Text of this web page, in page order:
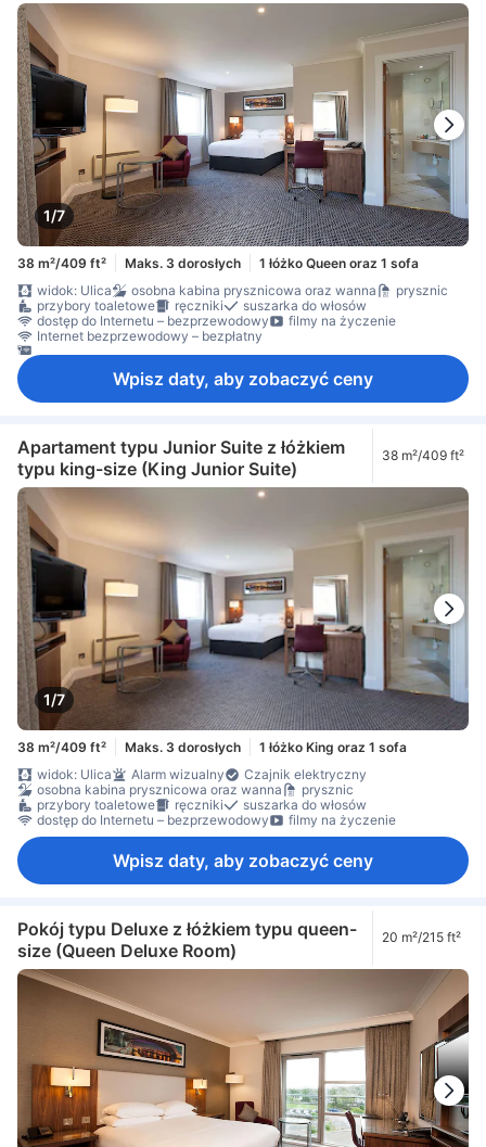
1/7
38 m²/409 ft² Maks. 3 dorosłych
1 łóżko Queen oraz 1 sofa
widok: Ulica
osobna kabina prysznicowa oraz wanna
prysznic
przybory toaletowe
ręczniki
suszarka do włosów
dostęp do Internetu – bezprzewodowy
filmy na życzenie
Internet bezprzewodowy – bezpłatny
Internet przez LAN – bezpłatny
Wpisz daty, aby zobaczyć ceny
Apartament typu Junior Suite z łóżkiem
typu king-size (King Junior Suite)
38 m²/409 ft²
1/7
38 m²/409 ft² Maks. 3 dorosłych
1 łóżko King oraz 1 sofa
widok: Ulica
Alarm wizualny
Czajnik elektryczny
osobna kabina prysznicowa oraz wanna
prysznic
przybory toaletowe
ręczniki
suszarka do włosów
dostęp do Internetu – bezprzewodowy
filmy na życzenie
Wpisz daty, aby zobaczyć ceny
Pokój typu Deluxe z łóżkiem typu queen-
size (Queen Deluxe Room)
20 m²/215 ft²